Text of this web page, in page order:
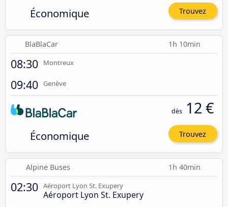
Économique Trouvez
BlaBlaCar 1h 10min
08:30 Montreux
09:40 Genève
Économique
dès 12 €
Trouvez
Alpine Buses 1h 40min
02:30 Aéroport Lyon St. Exupery
Aéroport Lyon St. Exupery